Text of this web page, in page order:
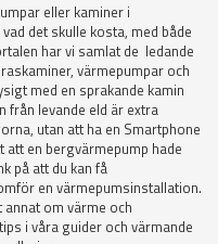
eller kaminer i
det skulle kosta, med både
har vi samlat de ledande
värmepumpar och
med en sprakande kamin
från levande eld är extra
utan att ha en Smartphone
att en bergvärmepump hade
på att du kan få
en värmepumsinstallation.
om värme och
i våra guider och värmande